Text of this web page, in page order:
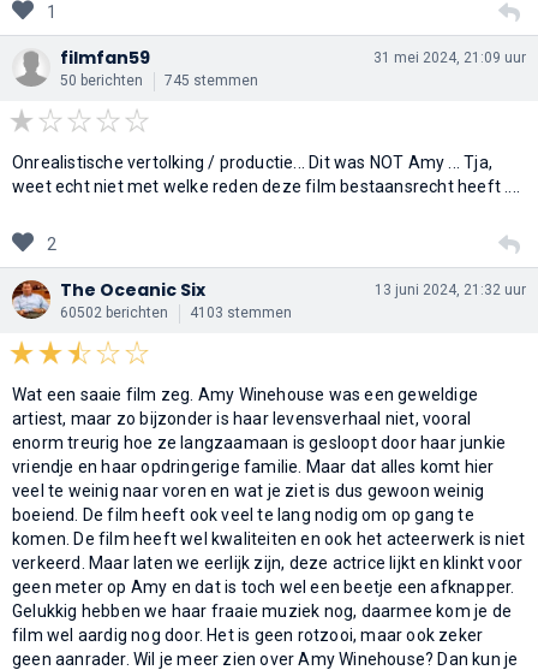
1
filmfan59
50 berichten 745 stemmen
31 mei 2024, 21:09 uur
Onrealistische vertolking / productie... Dit was NOT Amy ... Tja,
weet echt niet met welke reden deze film bestaansrecht heeft ....
2
The Oceanic Six
60502 berichten 4103 stemmen
13 juni 2024, 21:32 uur
Wat een saaie film zeg. Amy Winehouse was een geweldige
artiest, maar zo bijzonder is haar levensverhaal niet, vooral
enorm treurig hoe ze langzaamaan is gesloopt door haar junkie
vriendje en haar opdringerige familie. Maar dat alles komt hier
veel te weinig naar voren en wat je ziet is dus gewoon weinig
boeiend. De film heeft ook veel te lang nodig om op gang te
komen. De film heeft wel kwaliteiten en ook het acteerwerk is niet
verkeerd. Maar laten we eerlijk zijn, deze actrice lijkt en klinkt voor
geen meter op Amy en dat is toch wel een beetje een afknapper.
Gelukkig hebben we haar fraaie muziek nog, daarmee kom je de
film wel aardig nog door. Het is geen rotzooi, maar ook zeker
geen aanrader. Wil je meer zien over Amy Winehouse? Dan kun je